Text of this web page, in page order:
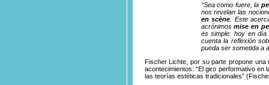
“Sea como fuere, la
nos revelan las
en scène . Este
acrónimosmise en
es simple: hoy en
cuenta la reflexión
pueda ser sometida a
Fischer Lichte, por su parte propone
acontecimientos: “El giro performativo
las teorías estéticas tradicionales”